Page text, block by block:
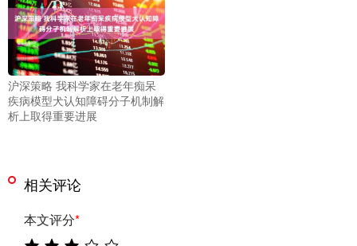
沪深策略 我科学家在老年痴呆
疾病模型犬认知障碍分子机制解
析上取得重要进展
相关评论
本文评分*